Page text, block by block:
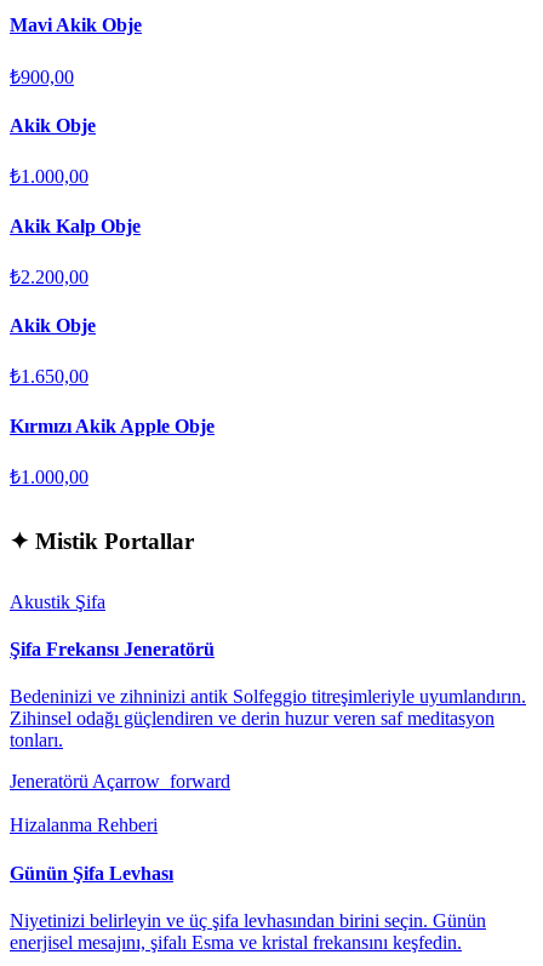
Mavi Akik Obje
₺900,00
Akik Obje
₺1.000,00
Akik Kalp Obje
₺2.200,00
Akik Obje
₺1.650,00
Kırmızı Akik Apple Obje
₺1.000,00
✦ Mistik Portallar
Akustik Şifa
Şifa Frekansı Jeneratörü
Bedeninizi ve zihninizi antik Solfeggio titreşimleriyle uyumlandırın.
Zihinsel odağı güçlendiren ve derin huzur veren saf meditasyon
tonları.
Jeneratörü Açarrow_forward
Hizalanma Rehberi
Günün Şifa Levhası
Niyetinizi belirleyin ve üç şifa levhasından birini seçin. Günün
enerjisel mesajını, şifalı Esma ve kristal frekansını keşfedin.